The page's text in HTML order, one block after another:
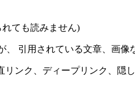
ても読みません)
、 引用されている文章、画像
ンク、ディープリンク、隠